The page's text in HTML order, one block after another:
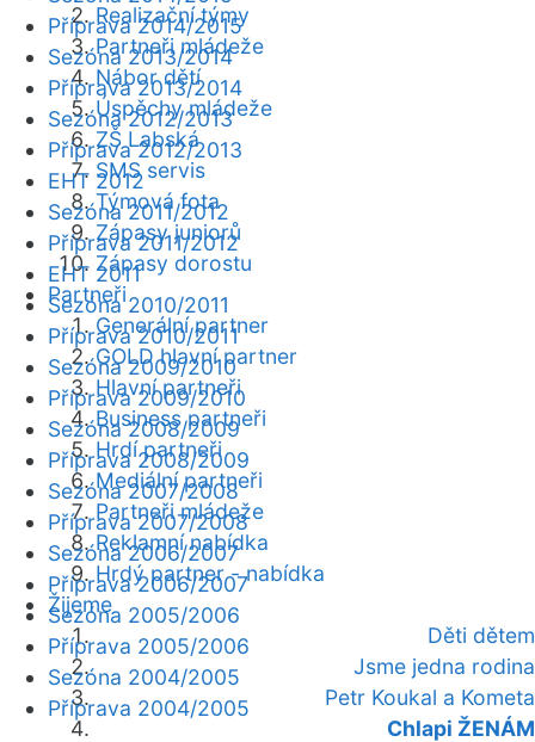
Realizační týmy
Partneři mládeže
Nábor dětí
Úspěchy mládeže
ZŠ Labská
SMS servis
Týmová fota
Zápasy juniorů
Zápasy dorostu
Partneři
Generální partner
GOLD hlavní partner
Hlavní partneři
Business partneři
Hrdí partneři
Mediální partneři
Partneři mládeže
Reklamní nabídka
Hrdý partner - nabídka
Žijeme
Děti dětem
Jsme jedna rodina
Petr Koukal a Kometa
Chlapi ŽENÁM
Příprava 2014/2015
Sezóna 2013/2014
Příprava 2013/2014
Sezóna 2012/2013
Příprava 2012/2013
EHT 2012
Sezóna 2011/2012
Příprava 2011/2012
EHT 2011
Sezóna 2010/2011
Příprava 2010/2011
Sezóna 2009/2010
Příprava 2009/2010
Sezóna 2008/2009
Příprava 2008/2009
Sezóna 2007/2008
Příprava 2007/2008
Sezóna 2006/2007
Příprava 2006/2007
Sezóna 2005/2006
Příprava 2005/2006
Sezóna 2004/2005
Příprava 2004/2005